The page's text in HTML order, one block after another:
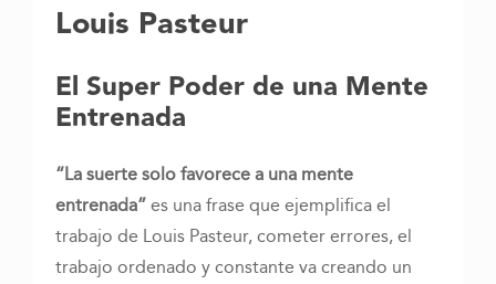
Louis Pasteur
El Super Poder de una Mente
Entrenada
“La suerte solo favorece a una mente
entrenada”es una frase que ejemplifica el
trabajo de Louis Pasteur, cometer errores, el
trabajo ordenado y constante va creando un